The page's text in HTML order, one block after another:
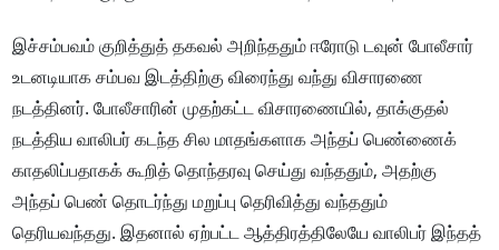
இச்சம்பவம் குறித்துத் தகவல் அறிந்ததும் ஈரோடு டவுன் போலீசார்
உடனடியாக சம்பவ இடத்திற்கு விரைந்து வந்து விசாரணை
நடத்தினர். போலீசாரின் முதற்கட்ட விசாரணையில், தாக்குதல்
நடத்திய வாலிபர் கடந்த சில மாதங்களாக அந்தப் பெண்ணைக்
காதலிப்பதாகக் கூறித் தொந்தரவு செய்து வந்ததும், அதற்கு
அந்தப் பெண் தொடர்ந்து மறுப்பு தெரிவித்து வந்ததும்
தெரியவந்தது. இதனால் ஏற்பட்ட ஆத்திரத்திலேயே வாலிபர் இந்தத்